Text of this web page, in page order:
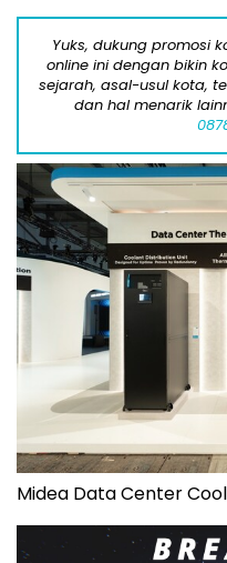
Yuks, dukung promosi
online ini dengan bikin
sejarah, asal-usul kota,
dan hal menarik
Midea Data Center